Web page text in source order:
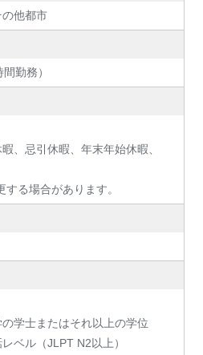
他都市
勤務）
、忌引休暇、年末年始休暇、
る場合があります。
学士またはそれ以上の学位
ベル（JLPT N2以上）